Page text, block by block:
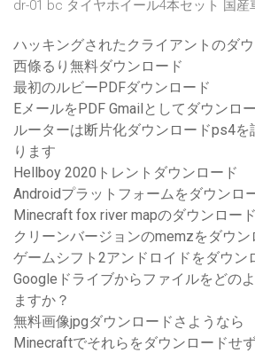
dr-01 bc タイヤホイール4本セット 国産
ハッキングされたクライアントのダ
西條るり無料ダウンロード
最初のルビーPDFダウンロード
EメールをPDF Gmailとしてダウンロ
ルーターは断片化ダウンロードps4を
ります
Hellboy 2020トレントダウンロード
Androidプラットフォームをダウンロ
Minecraft fox river mapのダウンロー
クリーンバージョンのmemzをダウン
ゲームシフト2アンドロイドをダウン
Googleドライブからファイルをどの
ますか？
無料画像jpgダウンロードさようなら
Minecraftでそれらをダウンロードせ